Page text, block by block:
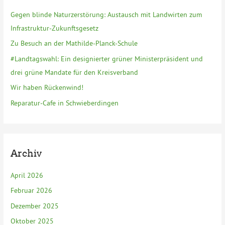
n
a
c
Gegen blinde Naturzerstörung: Austausch mit Landwirten zum
Infrastruktur-Zukunftsgesetz
Zu Besuch an der Mathilde-Planck-Schule
#Landtagswahl: Ein designierter grüner Ministerpräsident und
drei grüne Mandate für den Kreisverband
Wir haben Rückenwind!
Reparatur-Cafe in Schwieberdingen
Archiv
April 2026
Februar 2026
Dezember 2025
Oktober 2025